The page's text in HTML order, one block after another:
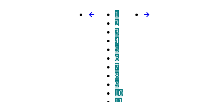
1
2
3
4
5
6
7
8
9
10